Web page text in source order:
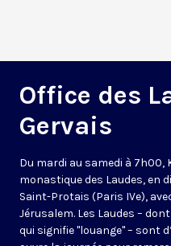
Office des
Gervais
Du mardi au samedi à 7h00,
monastique des Laudes, en
Saint-Protais (Paris IVe),
Jérusalem. Les Laudes –
qui signifie "louange" – sont